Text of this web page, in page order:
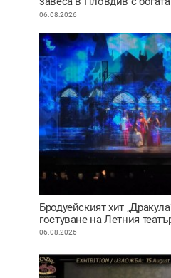
програма
06.08.2026
Бродуейският хит
гостуване на Летния
06.08.2026